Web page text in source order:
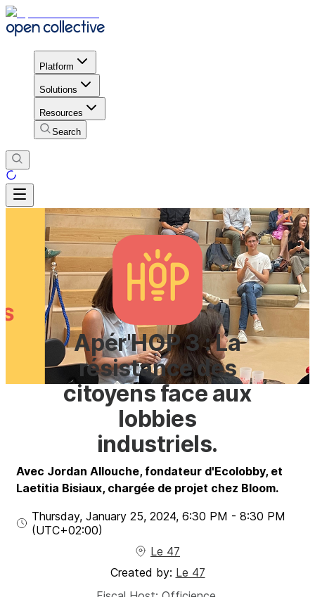
Platform
Solutions
Resources
Search
Apér'HOP 3 : La
résistance des
citoyens face aux
lobbies
industriels.
Avec Jordan Allouche, fondateur d'Ecolobby, et
Laetitia Bisiaux, chargée de projet chez Bloom.
Thursday, January 25, 2024, 6:30 PM - 8:30 PM
(UTC+02:00)
Le 47
Created by: Le 47